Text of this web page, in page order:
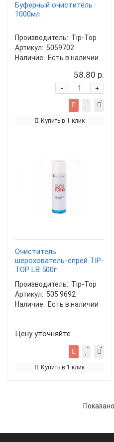
Буферный очиститель
1000мл
Производитель: Tip-Top
Артикул: 5059702
Наличие: Есть в наличии
58.80 р.
+
-
Купить в 1 клик
Очиститель
шерохователь-спрей TIP-
TOP LB 500г
Производитель: Tip-Top
Артикул: 505 9692
Наличие: Есть в наличии
Цену уточняйте
Купить в 1 клик